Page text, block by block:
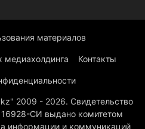
материалов
медиахолдинга Контакты
2009 - 2026. Свидетельство
СИ выдано комитетом
информации и коммуникаций